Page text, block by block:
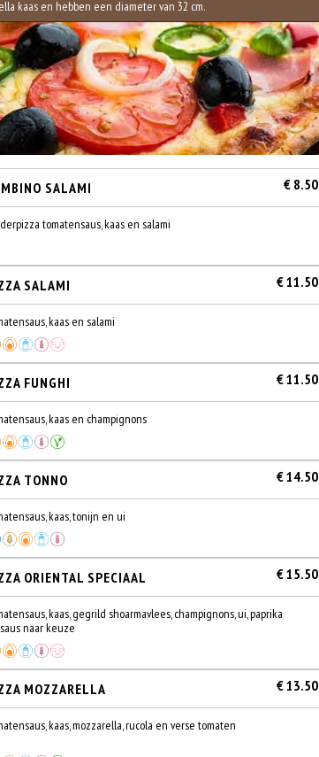
kaas en hebben een diameter van 32 cm.
SALAMI € 8.50
tomatensaus, kaas en salami
SALAMI € 11.50
kaas en salami
FUNGHI € 11.50
kaas en champignons
TONNO € 14.50
kaas, tonijn en ui
ORIENTAL SPECIAAL € 15.50
kaas, gegrild shoarmavlees, champignons, ui, paprika
naar keuze
MOZZARELLA € 13.50
kaas, mozzarella, rucola en verse tomaten